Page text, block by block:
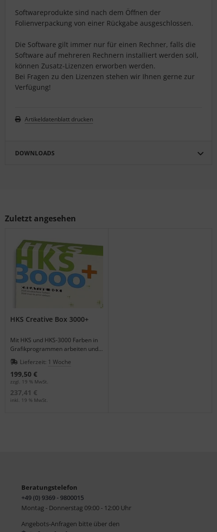
Softwareprodukte sind nach dem Öffnen der
Folienverpackung von einer Rückgabe ausgeschlossen.
Die Software gilt immer nur für einen Rechner, falls die
Software auf mehreren Rechnern installiert werden soll,
können Zusatz-Lizenzen erworben werden.
Bei Fragen zu den Lizenzen stehen wir Ihnen gerne zur
Verfügung!
Artikeldatenblatt drucken
DOWNLOADS
Zuletzt angesehen
HKS Creative Box 3000+
Mit HKS und HKS-3000 Farben in
Grafikprogrammen arbeiten und
Farbpaletten verwalten.
Lieferzeit: 1 Woche
199,50 €
zzgl. 19 % MwSt.
237,41 €
inkl. 19 % MwSt.
Beratungstelefon
+49 (0) 9369 - 9800015
Montag - Donnerstag 09:00 - 12:00 Uhr
Angebots-Anfragen bitte über den